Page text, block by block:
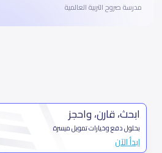
مدرسة صروح التربية العالمية
ابحث، قارن، واحجز
بحلول دفع وخيارات تمويل ميسرة
ابدأ الآن